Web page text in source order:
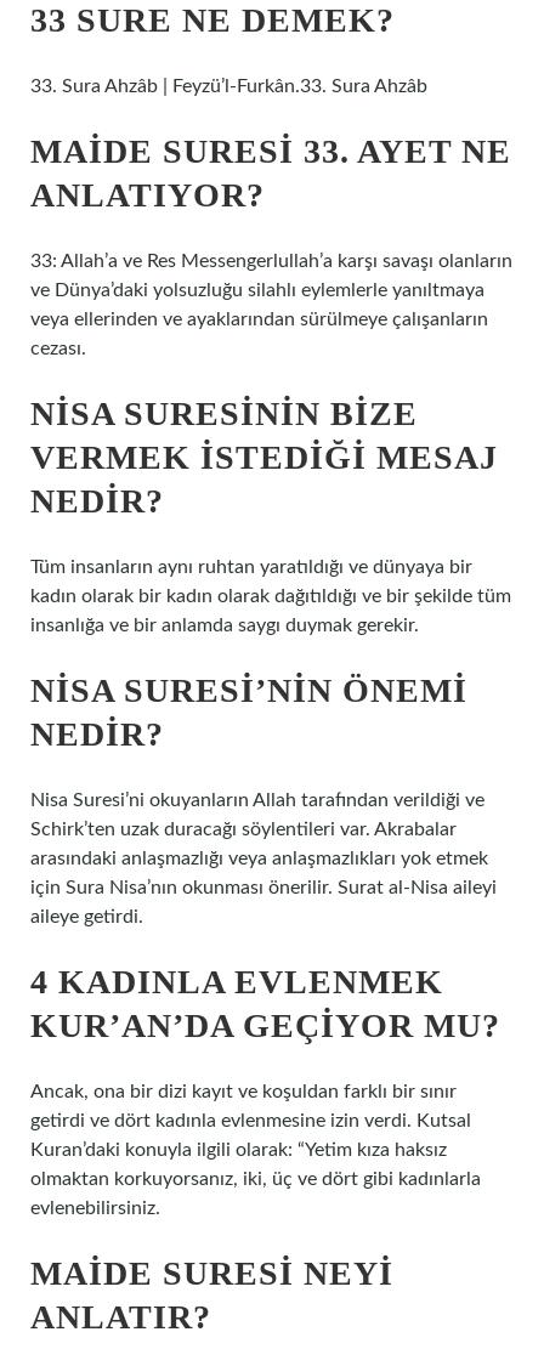
33 SURE NE DEMEK?
33. Sura Ahzâb | Feyzü’l-Furkân.33. Sura Ahzâb
MAIDE SURESI 33. AYET NE
ANLATIYOR?
33: Allah’a ve Res Messengerlullah’a karşı savaşı olanların
ve Dünya’daki yolsuzluğu silahlı eylemlerle yanıltmaya
veya ellerinden ve ayaklarından sürülmeye çalışanların
cezası.
NISA SURESININ BIZE
VERMEK ISTEDIĞI MESAJ
NEDIR?
Tüm insanların aynı ruhtan yaratıldığı ve dünyaya bir
kadın olarak bir kadın olarak dağıtıldığı ve bir şekilde tüm
insanlığa ve bir anlamda saygı duymak gerekir.
NISA SURESI’NIN ÖNEMI
NEDIR?
Nisa Suresi’ni okuyanların Allah tarafından verildiği ve
Schirk’ten uzak duracağı söylentileri var. Akrabalar
arasındaki anlaşmazlığı veya anlaşmazlıkları yok etmek
için Sura Nisa’nın okunması önerilir. Surat al-Nisa aileyi
aileye getirdi.
4 KADINLA EVLENMEK
KUR’AN’DA GEÇIYOR MU?
Ancak, ona bir dizi kayıt ve koşuldan farklı bir sınır
getirdi ve dört kadınla evlenmesine izin verdi. Kutsal
Kuran’daki konuyla ilgili olarak: “Yetim kıza haksız
olmaktan korkuyorsanız, iki, üç ve dört gibi kadınlarla
evlenebilirsiniz.
MAIDE SURESI NEYI
ANLATIR?